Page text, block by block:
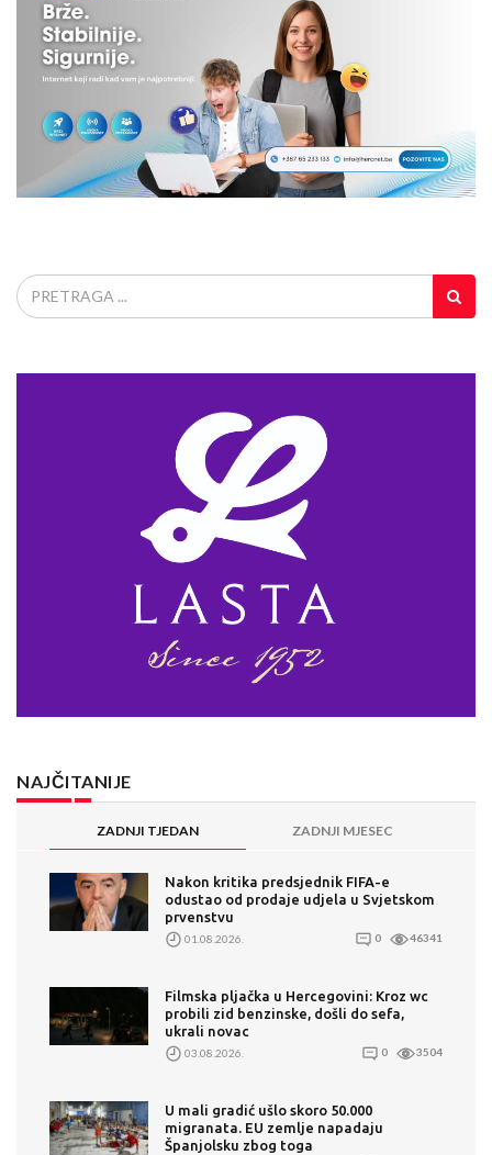
NAJČITANIJE
ZADNJI TJEDAN ZADNJI MJESEC
Nakon kritika predsjednik FIFA-e
odustao od prodaje udjela u Svjetskom
prvenstvu
01.08.2026. 0 46341
Filmska pljačka u Hercegovini: Kroz wc
probili zid benzinske, došli do sefa,
ukrali novac
03.08.2026. 0 3504
U mali gradić ušlo skoro 50.000
migranata. EU zemlje napadaju
Španjolsku zbog toga